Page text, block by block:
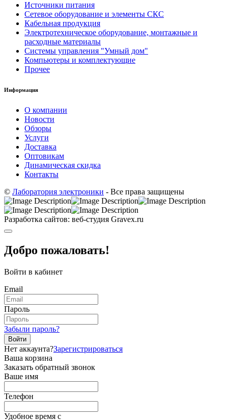
Источники питания
Сетевое оборудование и элементы СКС
Кабельная продукция
Электротехническое оборудование, монтажные и
расходные материалы
Системы управления "Умный дом"
Компьютеры и комплектующие
Прочее
Информация
О компании
Новости
Обзоры
Услуги
Доставка
Оптовикам
Динамическая скидка
Контакты
© Лаборатория электроники - Все права защищены
Разработка сайтов: веб-студия Gravex.ru
Добро пожаловать!
Войти в кабинет
Email
Пароль
Забыли пароль?
Войти
Нет аккаунта?Зарегистрироваться
Ваша корзина
Заказать обратный звонок
Ваше имя
Телефон
Удобное время c